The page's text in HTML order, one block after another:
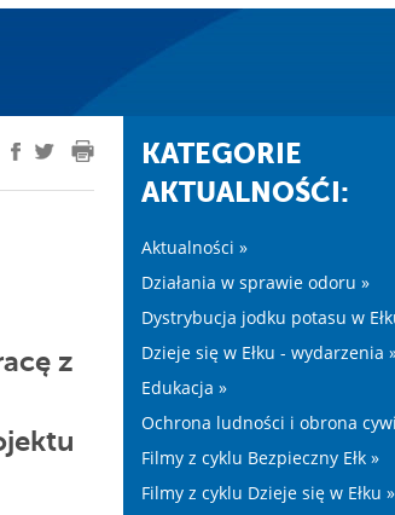
z
KATEGORIE
AKTUALNOŚĆI:
Aktualności »
Działania w sprawie odoru »
Dystrybucja jodku potasu w
Dzieje się w Ełku - wydarzenia
Edukacja »
Ochrona ludności i obrona
Filmy z cyklu Bezpieczny Ełk »
Filmy z cyklu Dzieje się w Ełku »